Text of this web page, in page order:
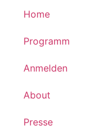
Home
Programm
Anmelden
About
Presse